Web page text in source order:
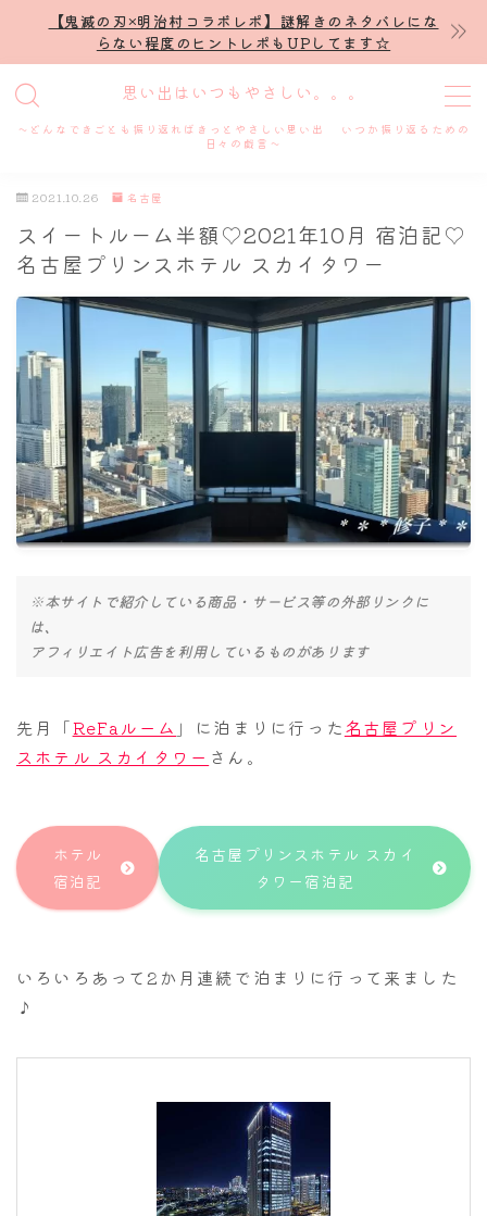
【鬼滅の刃×明治村コラボレポ】謎解きのネタバレにな
らない程度のヒントレポもUPしてます☆
思い出はいつもやさしい。。。
～どんなできごとも振り返ればきっとやさしい思い出 いつか振り返るための
日々の戯言～
MENU
プロフィール
謎解き
ホテル滞在記
舞台・ライブ
名古屋
ナナちゃん人形
2021.10.26 名古屋
スイートルーム半額♡2021年10月 宿泊記♡
名古屋プリンスホテル スカイタワー
※本サイトで紹介している商品・サービス等の外部リンクに
は、
アフィリエイト広告を利用しているものがあります
先月「ReFaルーム 」に泊まりに行った名古屋プリン
スホテル スカイタワー さん。
ホテル
宿泊記
名古屋プリンスホテル スカイ
タワー宿泊記
いろいろあって2か月連続で泊まりに行って来ました
♪